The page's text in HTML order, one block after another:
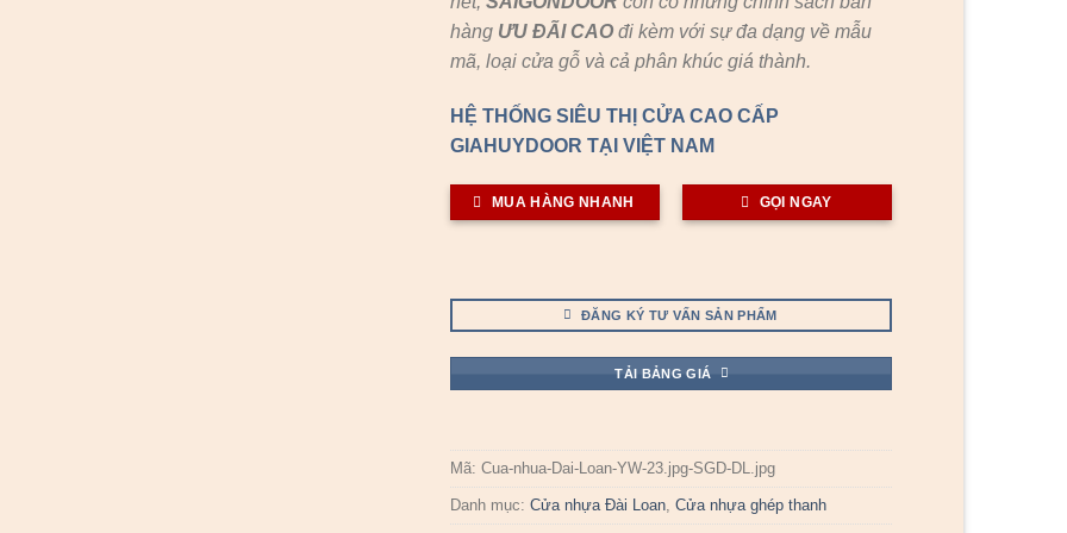
hàng ƯU ĐÃI CAOđi kèm với sự đa dạng về mẫu
mã, loại cửa gỗ và cả phân khúc giá thành.
HỆ THỐNG SIÊU THỊ CỬA CAO CẤP
GIAHUYDOOR TẠI VIỆT NAM
MUA HÀNG NHANH GỌI NGAY
ĐĂNG KÝ TƯ VẤN SẢN PHẨM
TẢI BẢNG GIÁ
Mã:Cua-nhua-Dai-Loan-YW-23.jpg-SGD-DL.jpg
Danh mục:Cửa nhựa Đài Loan,Cửa nhựa ghép thanh